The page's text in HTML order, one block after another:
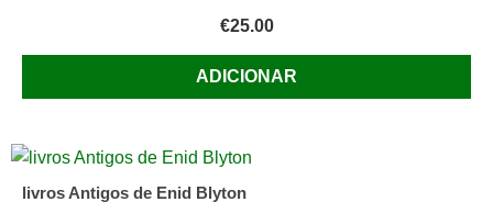
€25.00
ADICIONAR
livros Antigos de Enid Blyton